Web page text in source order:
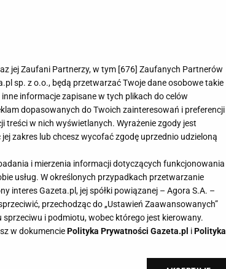
jej Zaufani Partnerzy, w tym [676] Zaufanych Partnerów
sp. z o.o., będą przetwarzać Twoje dane osobowe takie
informacje zapisane w tych plikach do celów
dopasowanych do Twoich zainteresowań i preferencji
treści w nich wyświetlanych. Wyrażenie zgody jest
zakres lub chcesz wycofać zgodę uprzednio udzieloną
i mierzenia informacji dotyczących funkcjonowania
usług. W określonych przypadkach przetwarzanie
interes Gazeta.pl, jej spółki powiązanej – Agora S.A. –
przechodząc do „Ustawień Zaawansowanych”
i podmiotu, wobec którego jest kierowany.
w dokumenciePolityka Prywatności Gazeta.pl iPolityka